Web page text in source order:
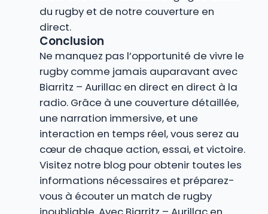
du rugby et de notre couverture en
direct.
Conclusion
Ne manquez pas l’opportunité de vivre le
rugby comme jamais auparavant avec
Biarritz – Aurillac en direct en direct à la
radio. Grâce à une couverture détaillée,
une narration immersive, et une
interaction en temps réel, vous serez au
cœur de chaque action, essai, et victoire.
Visitez notre blog pour obtenir toutes les
informations nécessaires et préparez-
vous à écouter un match de rugby